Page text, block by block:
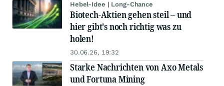
Hebel-Idee | Long-Chance
Biotech-Aktien gehen steil – und
hier gibt's noch richtig was zu
holen!
30.06.26, 19:32
Starke Nachrichten von Axo Metals
und Fortuna Mining